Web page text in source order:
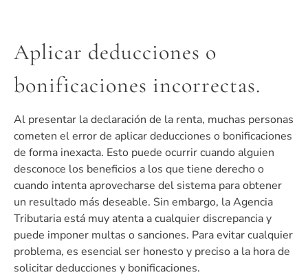
Aplicar deducciones o
bonificaciones incorrectas.
Al presentar la declaración de la renta, muchas personas
cometen el error de aplicar deducciones o bonificaciones
de forma inexacta. Esto puede ocurrir cuando alguien
desconoce los beneficios a los que tiene derecho o
cuando intenta aprovecharse del sistema para obtener
un resultado más deseable. Sin embargo, la Agencia
Tributaria está muy atenta a cualquier discrepancia y
puede imponer multas o sanciones. Para evitar cualquier
problema, es esencial ser honesto y preciso a la hora de
solicitar deducciones y bonificaciones.